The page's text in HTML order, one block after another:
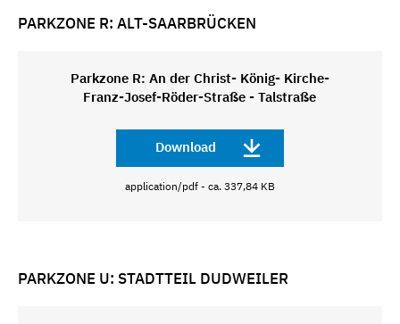
PARKZONE R: ALT-SAARBRÜCKEN
Parkzone R: An der Christ- König- Kirche-
Franz-Josef-Röder-Straße - Talstraße
Download
application/pdf - ca. 337,84 KB
PARKZONE U: STADTTEIL DUDWEILER